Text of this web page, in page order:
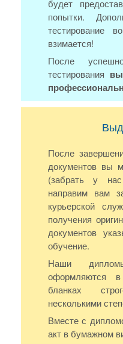
будет
попытки.
тестирование
взимается!
После
тестирования
После
документов вы
(забрать у
направим вам
курьерской
получения
документов
обучение.
Наши
оформляются
бланках
несколькими
Вместе с
акт в бумажном